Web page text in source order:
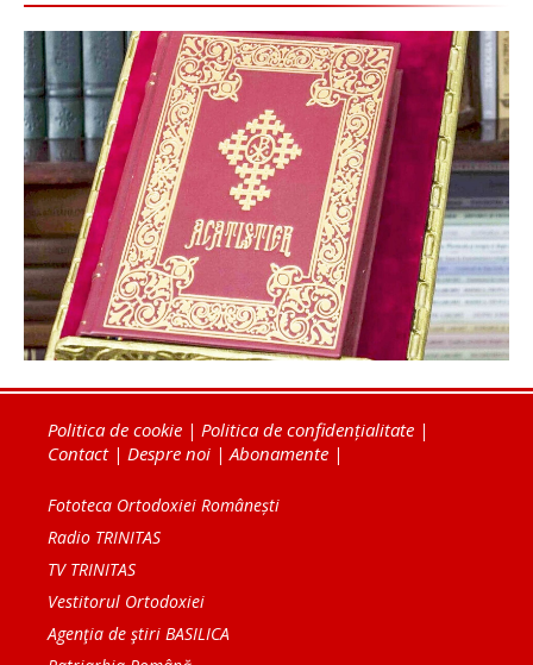
Politica de cookie | Politica de confidențialitate |
Contact| Despre noi | Abonamente |
Fototeca Ortodoxiei Românești
Radio TRINITAS
TV TRINITAS
Vestitorul Ortodoxiei
Agenţia de ştiri BASILICA